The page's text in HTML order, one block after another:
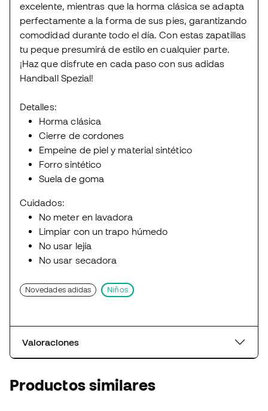
excelente, mientras que la horma clásica se adapta
perfectamente a la forma de sus pies, garantizando
comodidad durante todo el día. Con estas zapatillas
tu peque presumirá de estilo en cualquier parte.
¡Haz que disfrute en cada paso con sus adidas
Handball Spezial!
Detalles:
Horma clásica
Cierre de cordones
Empeine de piel y material sintético
Forro sintético
Suela de goma
Cuidados:
No meter en lavadora
Limpiar con un trapo húmedo
No usar lejía
No usar secadora
Novedades adidas Niños
Valoraciones
Productos similares